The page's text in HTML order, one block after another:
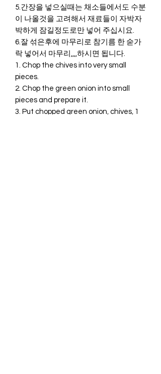
5.간장을 넣으실때는 채소들에서도 수분
이 나올것을 고려해서 재료들이 자박자
박하게 잠길정도로만 넣어 주십시요.
6.잘 섞은후에 마무리로 참기름 한 숟가
락 넣어서 마무리,,,,하시면 됩니다.
1. Chop the chives into very small
pieces.
2. Chop the green onion into small
pieces and prepare it.
3. Put chopped green onion, chives, 1